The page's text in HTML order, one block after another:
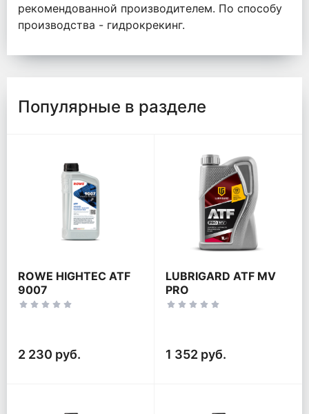
рекомендованной производителем. По способу
производства - гидрокрекинг.
Популярные в разделе
ROWE HIGHTEC ATF
9007
2 230 руб.
LUBRIGARD ATF MV
PRO
1 352 руб.